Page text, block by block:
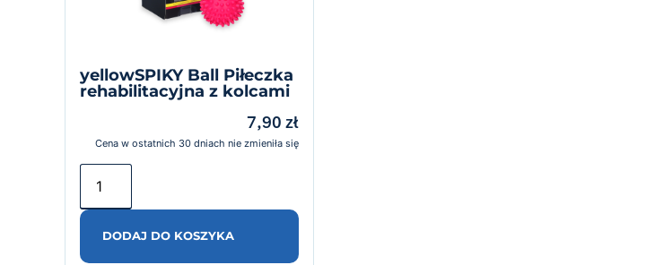
yellowSPIKY Ball Piłeczka
rehabilitacyjna z kolcami
7,90 zł
Cena w ostatnich 30 dniach nie zmieniła się
DODAJ DO KOSZYKA